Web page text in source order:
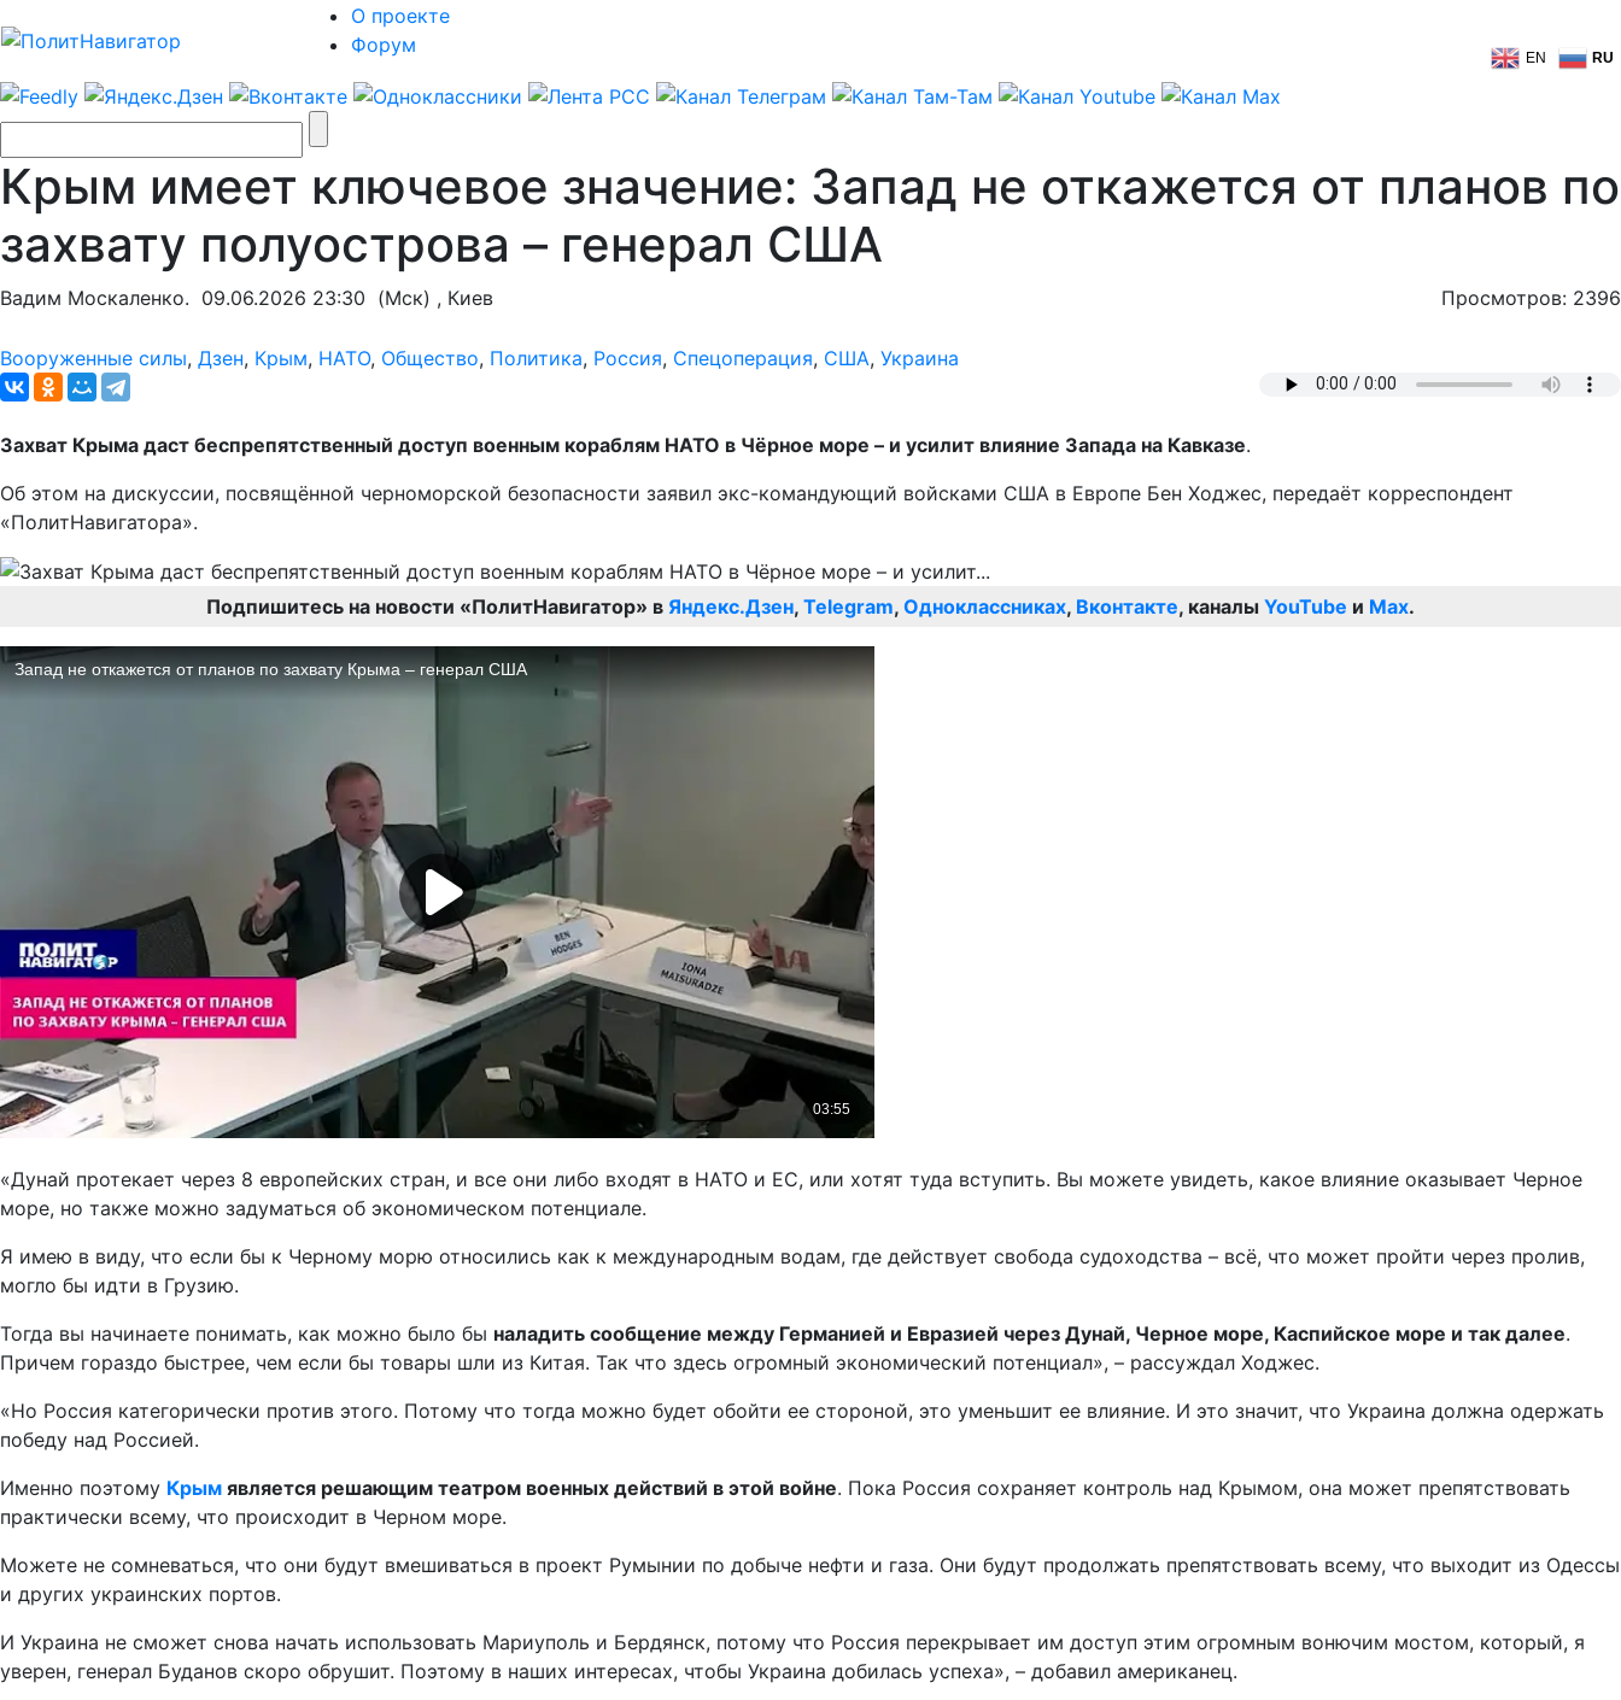
О проекте
Форум
EN RU
Крым имеет ключевое значение: Запад не откажется от планов по
захвату полуострова – генерал США
Вадим Москаленко. 09.06.2026 23:30 (Мск) , Киев Просмотров: 2396
Вооруженные силы, Дзен, Крым, НАТО, Общество, Политика, Россия, Спецоперация, США, Украина
Захват Крыма даст беспрепятственный доступ военным кораблям НАТО в Чёрное море – и усилит влияние Запада на Кавказе.
Об этом на дискуссии, посвящённой черноморской безопасности заявил экс-командующий войсками США в Европе Бен Ходжес, передаёт корреспондент
«ПолитНавигатора».
Подпишитесь на новости «ПолитНавигатор» в Яндекс.Дзен, Telegram, Одноклассниках, Вконтакте, каналы YouTube и Max.
«Дунай протекает через 8 европейских стран, и все они либо входят в НАТО и ЕС, или хотят туда вступить. Вы можете увидеть, какое влияние оказывает Черное
море, но также можно задуматься об экономическом потенциале.
Я имею в виду, что если бы к Черному морю относились как к международным водам, где действует свобода судоходства – всё, что может пройти через пролив,
могло бы идти в Грузию.
Тогда вы начинаете понимать, как можно было бы наладить сообщение между Германией и Евразией через Дунай, Черное море, Каспийское море и так далее.
Причем гораздо быстрее, чем если бы товары шли из Китая. Так что здесь огромный экономический потенциал», – рассуждал Ходжес.
«Но Россия категорически против этого. Потому что тогда можно будет обойти ее стороной, это уменьшит ее влияние. И это значит, что Украина должна одержать
победу над Россией.
Именно поэтому Крым является решающим театром военных действий в этой войне. Пока Россия сохраняет контроль над Крымом, она может препятствовать
практически всему, что происходит в Черном море.
Можете не сомневаться, что они будут вмешиваться в проект Румынии по добыче нефти и газа. Они будут продолжать препятствовать всему, что выходит из Одессы
и других украинских портов.
И Украина не сможет снова начать использовать Мариуполь и Бердянск, потому что Россия перекрывает им доступ этим огромным вонючим мостом, который, я
уверен, генерал Буданов скоро обрушит. Поэтому в наших интересах, чтобы Украина добилась успеха», – добавил американец.